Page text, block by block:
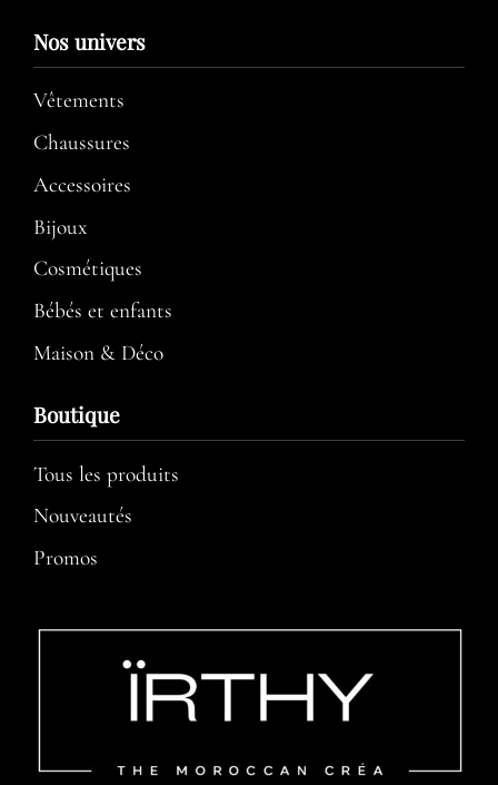
Nos univers
Vêtements
Chaussures
Accessoires
Bijoux
Cosmétiques
Bébés et enfants
Maison & Déco
Boutique
Tous les produits
Nouveautés
Promos